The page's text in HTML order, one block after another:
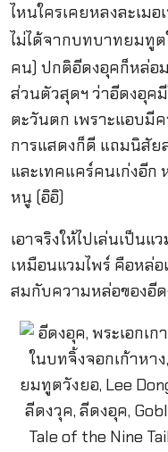
ไหนใครเคยหลงละเม
ไม่ได้จากบทบาทยมทูต
คน) ปกติอีดงอุคก็หล่อ
ส่วนตัวสุดฯ ว่าอีดงอุค
ตะวันตก เพราะแอบมี
การแสดงก็ดี แถมนิสัย
และเทคแคร์คนเก่งอีก
หนู (อิอิ)
เอาจริงให้ไปเล่นเป็นแ
เหมือนแวมไพร์ คือหล่
สมกับความหล่อของอี